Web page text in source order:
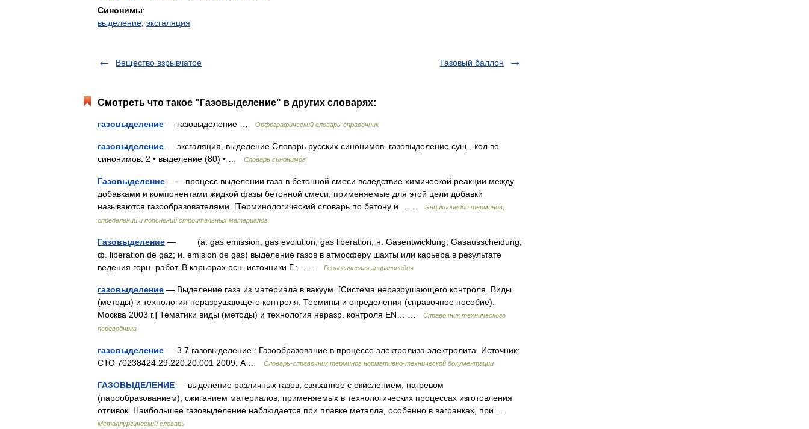
Синонимы:
выделение эксгаляция
Вещество взрывчатое Газовый баллон
Смотреть что такое "Газовыделение" в других словарях:
газовыделение — газовыделение … Орфографический словарь-справочник
газовыделение — эксгаляция, выделение Словарь русских синонимов. газовыделение сущ., кол во
синонимов: 2 • выделение (80) • …
Словарь синонимов
Газовыделение — – процесс выделении газа в бетонной смеси вследствие химической реакции между
добавками и компонента­ми жидкой фазы бетонной смеси; применяемые для этой цели добавки
называются газообразователями. [Терминологический словарь по бетону и… …
Энциклопедия терминов,
определений и пояснений строительных материалов
Газовыделение — (a. gas emission, gas evolution, gas liberation; н. Gasentwicklung, Gasausscheidung;
ф. liberation de gaz; и. emision de gas) выделение газов в атмосферу шахты или карьера в результате
ведения горн. работ. B карьерах осн. источники Г.:… …
Геологическая энциклопедия
газовыделение — Выделение газа из материала в вакуум. [Система неразрушающего контроля. Виды
(методы) и технология неразрушающего контроля. Термины и определения (справочное пособие).
Москва 2003 г.] Тематики виды (методы) и технология неразр. контроля EN… …
Справочник технического
переводчика
газовыделение — 3.7 газовыделение : Газообразование в процессе электролиза электролита. Источник:
СТО 70238424.29.220.20.001 2009: А …
Словарь-справочник терминов нормативно-технической документации
ГАЗОВЫДЕЛЕНИЕ — выделение различных газов, связанное с окислением, нагревом
(парообразованием), сжиганием материалов, применяемых в технологических процессах изготовления
отливок. Наибольшее газовыделение наблюдается при плавке металла, особенно в вагранках, при …
Металлургический словарь